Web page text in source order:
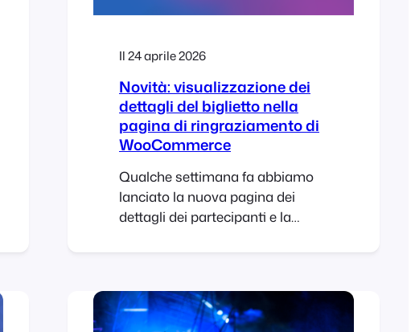
Il 24 aprile 2026
Novità: visualizzazione dei
dettagli del biglietto nella
pagina di ringraziamento di
WooCommerce
Qualche settimana fa abbiamo
lanciato la nuova pagina dei
dettagli dei partecipanti e la
Si è trattato di un aggiornamento
l’esperienza di acquisto dei
biglietti e garantito la piena